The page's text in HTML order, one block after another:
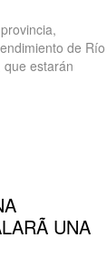
de Río
estarán
UNA